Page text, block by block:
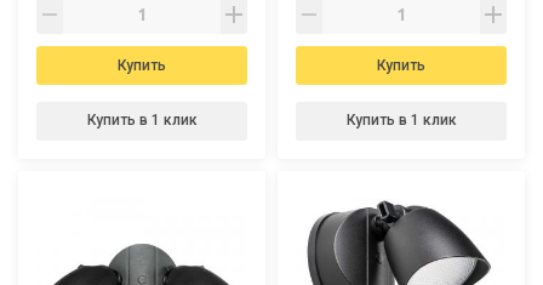
Купить
Купить в 1 клик
Купить
Купить в 1 клик